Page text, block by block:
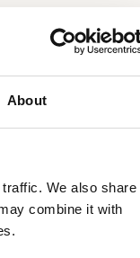
About
We also share
combine it with